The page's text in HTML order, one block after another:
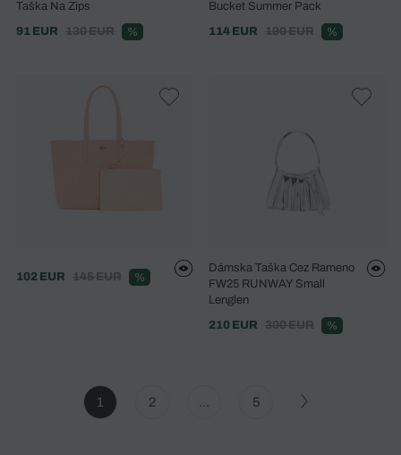
Taška Na Zips
91 EUR
130 EUR %
Bucket Summer Pack
114 EUR
190 EUR %
102 EUR 145 EUR %
Dámska Taška Cez Rameno
FW25 RUNWAY Small
Lenglen
210 EUR
300 EUR %
1 2 5